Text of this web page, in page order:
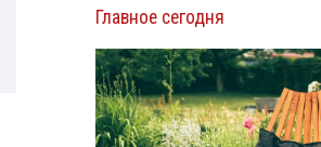
Главное сегодня